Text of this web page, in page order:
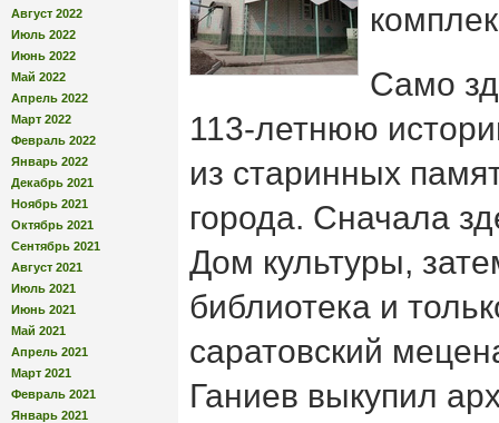
Август 2022
Июль 2022
Июнь 2022
Май 2022
Апрель 2022
Март 2022
Февраль 2022
Январь 2022
Декабрь 2021
Ноябрь 2021
Октябрь 2021
Сентябрь 2021
Август 2021
Июль 2021
Июнь 2021
Май 2021
Апрель 2021
Март 2021
Февраль 2021
Январь 2021
Само
113-летнюю
из старинных
города. Сначала
Дом культуры,
библиотека и
саратовский
Ганиев выкупил